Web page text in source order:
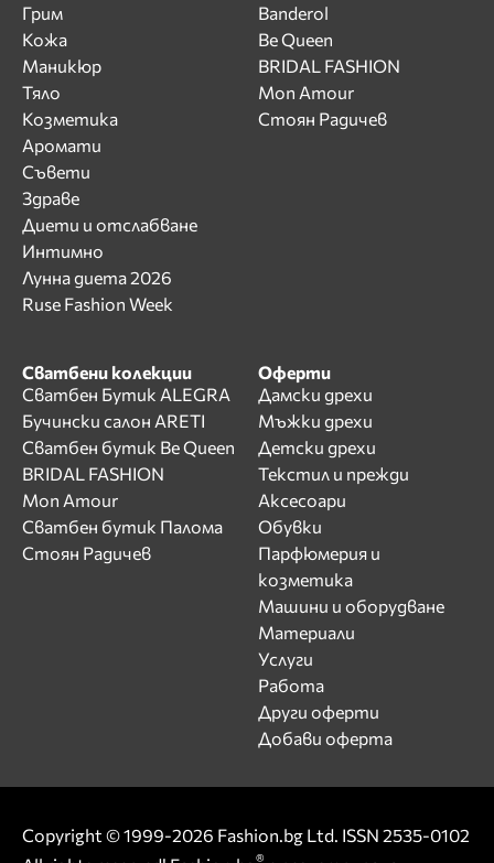
Грим
Кожа
Маникюр
Тяло
Козметика
Аромати
Съвети
Здраве
Диети и отслабване
Интимно
Лунна диета 2026
Ruse Fashion Week
Banderol
Be Queen
BRIDAL FASHION
Mon Amour
Стоян Радичев
Сватбени колекции
Сватбен Бутик ALEGRA
Бучински салон ARETI
Сватбен бутик Be Queen
BRIDAL FASHION
Mon Amour
Сватбен бутик Палома
Стоян Радичев
Оферти
Дамски дрехи
Мъжки дрехи
Детски дрехи
Текстил и прежди
Аксесоари
Обувки
Парфюмерия и
козметика
Машини и оборудване
Материали
Услуги
Работа
Други оферти
Добави оферта
Copyright © 1999-2026 Fashion.bg Ltd. ISSN 2535-0102